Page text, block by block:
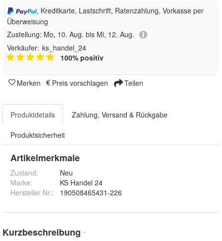
, Kreditkarte, Lastschrift, Ratenzahlung, Vorkasse per
Überweisung
Zustellung: Mo, 10. Aug. bis Mi, 12. Aug.
Verkäufer: ks_handel_24
100% positiv
Merken Preis vorschlagen Teilen
Produktdetails Zahlung, Versand & Rückgabe
Produktsicherheit
Artikelmerkmale
Zustand:
Neu
Marke:
KS Handel 24
Hersteller Nr.:
190508465431-226
Kurzbeschreibung *